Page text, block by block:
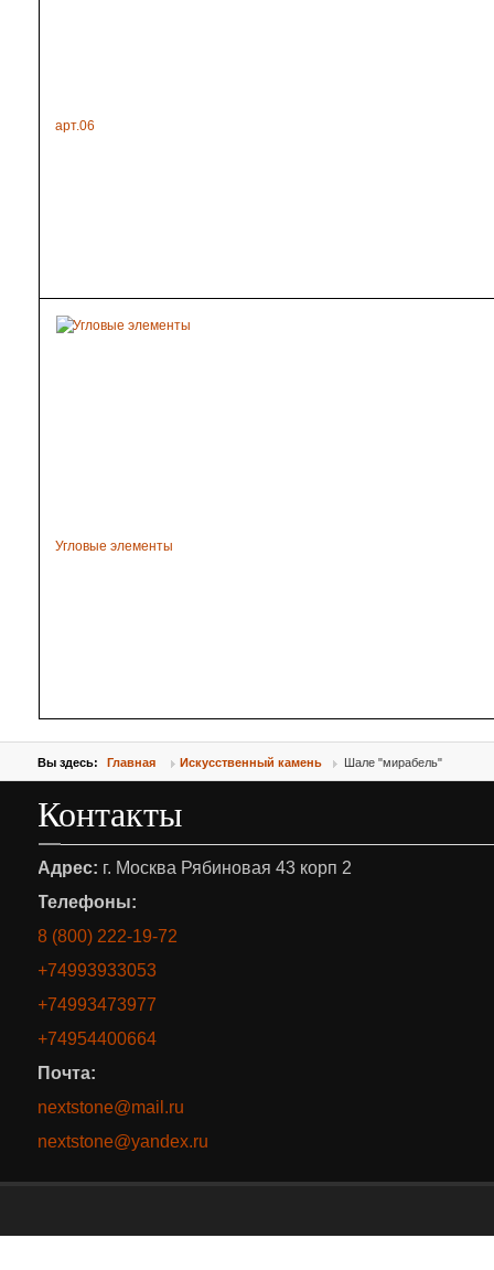
арт.06
Угловые элементы
Вы здесь: Главная Искусственный камень Шале "мирабель"
Контакты
Адрес: г. Москва Рябиновая 43 корп 2
Телефоны:
8 (800) 222-19-72
+74993933053
+74993473977
+74954400664
Почта:
nextstone@mail.ru
nextstone@yandex.ru